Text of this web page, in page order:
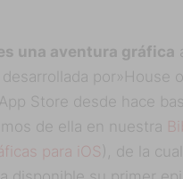
una aventura gráfica
desarrollada por»House
Store desde hace
de ella en nuestra
para iOS ), de la